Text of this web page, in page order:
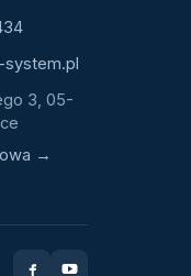
system.pl
3, 05-
→